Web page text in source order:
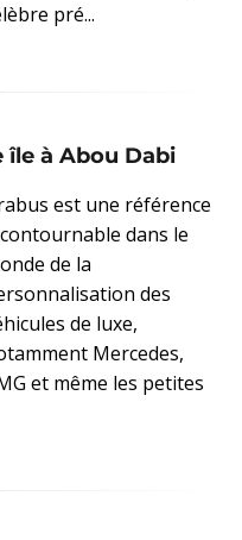
pré...
à Abou Dabi
est une référence
dans le
de la
des
de luxe,
Mercedes,
et même les petites